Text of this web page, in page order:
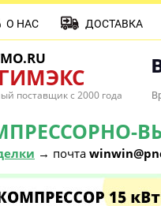
поставщик с 2000 года
→ почта
О НАС ДОСТАВКА